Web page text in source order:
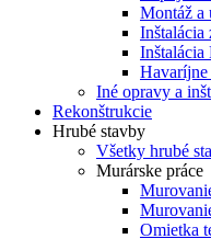
Montáž a
Inštalácia
Inštalácia
Iné opravy a
Rekonštrukcie
Hrubé stavby
Všetky hrubé
Murárske práce
Omietka